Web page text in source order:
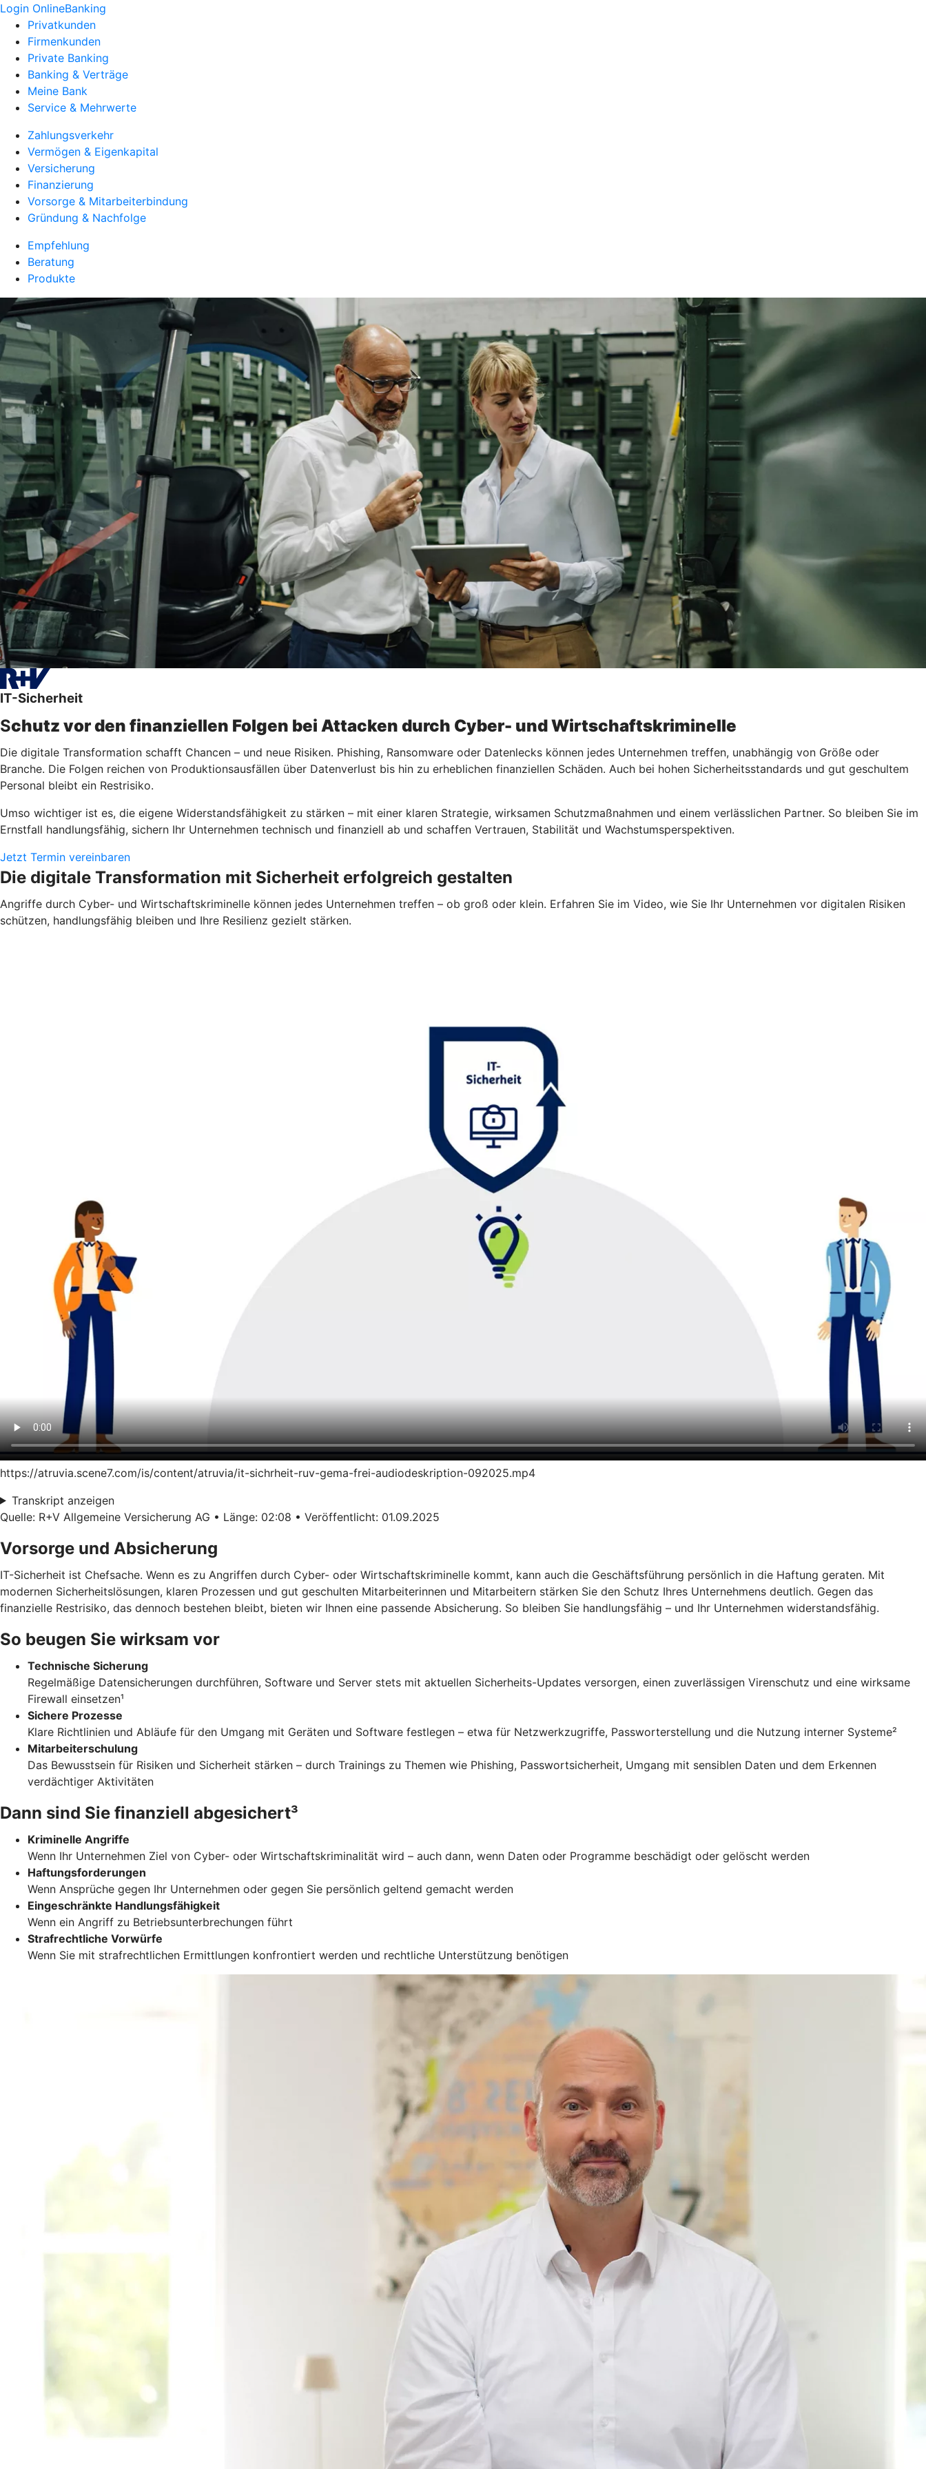
Login OnlineBanking
Privatkunden
Firmenkunden
Private Banking
Banking & Verträge
Meine Bank
Service & Mehrwerte
Zahlungsverkehr
Vermögen & Eigenkapital
Versicherung
Finanzierung
Vorsorge & Mitarbeiterbindung
Gründung & Nachfolge
Empfehlung
Beratung
Produkte
IT-Sicherheit
Schutz vor den finanziellen Folgen bei Attacken durch Cyber- und Wirtschaftskriminelle
Die digitale Transformation schafft Chancen – und neue Risiken. Phishing, Ransomware oder Datenlecks können jedes Unternehmen treffen, unabhängig von Größe oder
Branche. Die Folgen reichen von Produktionsausfällen über Datenverlust bis hin zu erheblichen finanziellen Schäden. Auch bei hohen Sicherheitsstandards und gut geschultem
Personal bleibt ein Restrisiko.
Umso wichtiger ist es, die eigene Widerstandsfähigkeit zu stärken – mit einer klaren Strategie, wirksamen Schutzmaßnahmen und einem verlässlichen Partner. So bleiben Sie im
Ernstfall handlungsfähig, sichern Ihr Unternehmen technisch und finanziell ab und schaffen Vertrauen, Stabilität und Wachstumsperspektiven.
Jetzt Termin vereinbaren
Die digitale Transformation mit Sicherheit erfolgreich gestalten
Angriffe durch Cyber- und Wirtschaftskriminelle können jedes Unternehmen treffen – ob groß oder klein. Erfahren Sie im Video, wie Sie Ihr Unternehmen vor digitalen Risiken
schützen, handlungsfähig bleiben und Ihre Resilienz gezielt stärken.
https://atruvia.scene7.com/is/content/atruvia/it-sichrheit-ruv-gema-frei-audiodeskription-092025.mp4
Transkript anzeigen
Quelle: R+V Allgemeine Versicherung AG • Länge: 02:08 • Veröffentlicht: 01.09.2025
Vorsorge und Absicherung
IT-Sicherheit ist Chefsache. Wenn es zu Angriffen durch Cyber- oder Wirtschaftskriminelle kommt, kann auch die Geschäftsführung persönlich in die Haftung geraten. Mit
modernen Sicherheitslösungen, klaren Prozessen und gut geschulten Mitarbeiterinnen und Mitarbeitern stärken Sie den Schutz Ihres Unternehmens deutlich. Gegen das
finanzielle Restrisiko, das dennoch bestehen bleibt, bieten wir Ihnen eine passende Absicherung. So bleiben Sie handlungsfähig – und Ihr Unternehmen widerstandsfähig.
So beugen Sie wirksam vor
Technische Sicherung
Regelmäßige Datensicherungen durchführen, Software und Server stets mit aktuellen Sicherheits-Updates versorgen, einen zuverlässigen Virenschutz und eine wirksame
Firewall einsetzen¹
Sichere Prozesse
Klare Richtlinien und Abläufe für den Umgang mit Geräten und Software festlegen – etwa für Netzwerkzugriffe, Passworterstellung und die Nutzung interner Systeme²
Mitarbeiterschulung
Das Bewusstsein für Risiken und Sicherheit stärken – durch Trainings zu Themen wie Phishing, Passwortsicherheit, Umgang mit sensiblen Daten und dem Erkennen
verdächtiger Aktivitäten
Dann sind Sie finanziell abgesichert³
Kriminelle Angriffe
Wenn Ihr Unternehmen Ziel von Cyber- oder Wirtschaftskriminalität wird – auch dann, wenn Daten oder Programme beschädigt oder gelöscht werden
Haftungsforderungen
Wenn Ansprüche gegen Ihr Unternehmen oder gegen Sie persönlich geltend gemacht werden
Eingeschränkte Handlungsfähigkeit
Wenn ein Angriff zu Betriebsunterbrechungen führt
Strafrechtliche Vorwürfe
Wenn Sie mit strafrechtlichen Ermittlungen konfrontiert werden und rechtliche Unterstützung benötigen